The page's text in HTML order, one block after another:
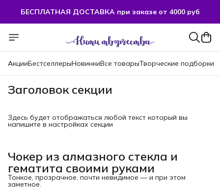
БЕСПЛАТНАЯ ДОСТАВКА при заказе от 4000 руб
АкцииБестселлерыНовинкиВсе товарыТворческие подборки
Заголовок секции
Здесь будет отображаться любой текст который вы
напишите в настройках секции
Чокер из алмазного стекла и
гематита своими руками
Тонкое, прозрачное, почти невидимое — и при этом
заметное.